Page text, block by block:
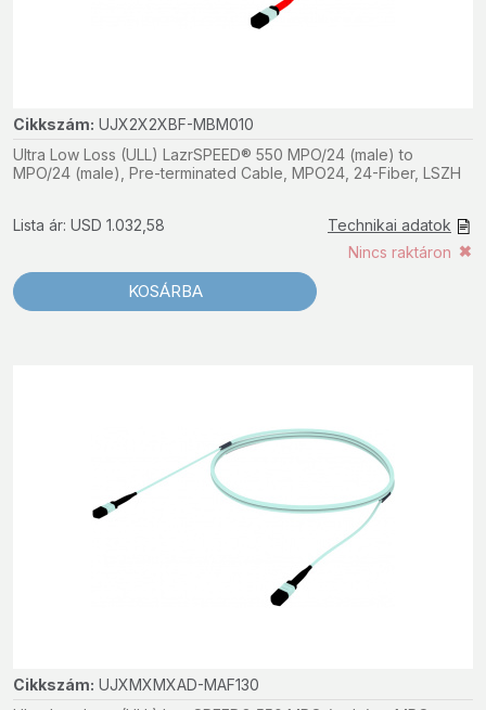
Cikkszám: UJX2X2XBF-MBM010
Ultra Low Loss (ULL) LazrSPEED® 550 MPO/24 (male) to
MPO/24 (male), Pre-terminated Cable, MPO24, 24-Fiber, LSZH
Technikai adatok
Lista ár: USD 1.032,58
Nincs raktáron
KOSÁRBA
Cikkszám: UJXMXMXAD-MAF130